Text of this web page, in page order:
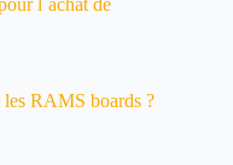
les RAMS boards ?